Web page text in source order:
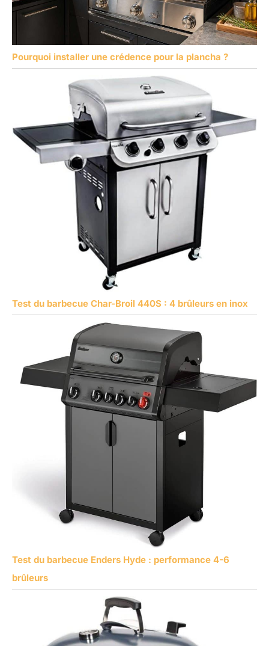
Pourquoi installer une crédence pour la plancha ?
Test du barbecue Char-Broil 440S : 4 brûleurs en inox
Test du barbecue Enders Hyde : performance 4-6
brûleurs